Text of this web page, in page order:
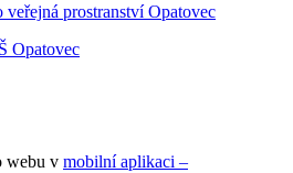
prostranství Opatovec
Opatovec
webu v mobilní aplikaci –